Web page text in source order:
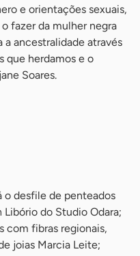
e orientações sexuais,
fazer da mulher negra
a ancestralidade através
que herdamos e o
Soares.
o desfile de penteados
do Studio Odara;
com fibras regionais,
joias Marcia Leite;